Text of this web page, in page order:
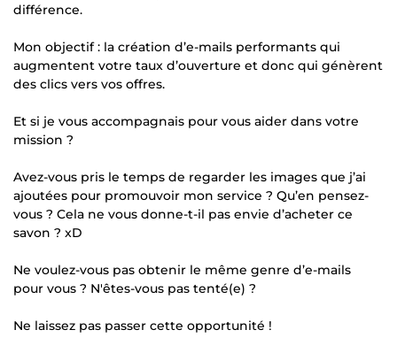
différence.
Mon objectif : la création d’e-mails performants qui
augmentent votre taux d’ouverture et donc qui génèrent
des clics vers vos offres.
Et si je vous accompagnais pour vous aider dans votre
mission ?
Avez-vous pris le temps de regarder les images que j’ai
ajoutées pour promouvoir mon service ? Qu’en pensez-
vous ? Cela ne vous donne-t-il pas envie d’acheter ce
savon ? xD
Ne voulez-vous pas obtenir le même genre d’e-mails
pour vous ? N'êtes-vous pas tenté(e) ?
Ne laissez pas passer cette opportunité !